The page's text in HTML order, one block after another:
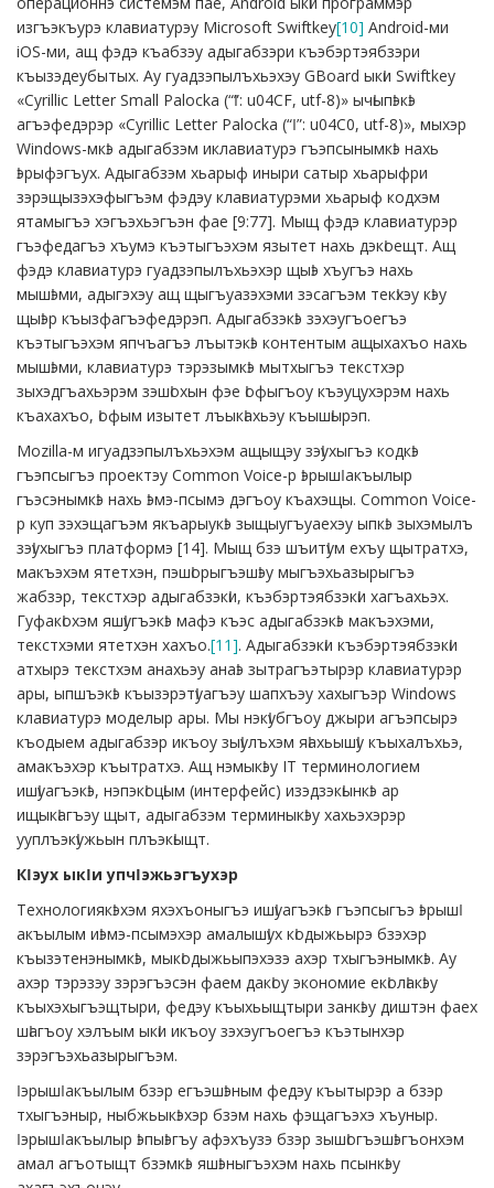
изгъэкъурэ клавиатурэу Microsoft Swiftkey[10] Android-ми
iOS-ми, ащ фэдэ къабзэу адыгабзэри къэбэртэябзэри
къызэдеубытых. Ау гуадзэпылъхьэхэу GBoard ыкӏи Swiftkey
«Cyrillic Letter Small Palocka (“ӏ”: u04CF, utf-8)» ычӏыпӏэкӏэ
агъэфедэрэр «Cyrillic Letter Palocka (“Ӏ”: u04C0, utf-8)», мыхэр
Windows-мкӏэ адыгабзэм иклавиатурэ гъэпсынымкӏэ нахь
ӏэрыфэгъух. Адыгабзэм хьарыф иныри сатыр хьарыфри
зэрэщызэхэфыгъэм фэдэу клавиатурэми хьарыф кодхэм
ятамыгъэ хэгъэхьэгъэн фае [9:77]. Мыщ фэдэ клавиатурэр
гъэфедагъэ хъумэ къэтыгъэхэм язытет нахь дэкӏоещт. Ащ
фэдэ клавиатурэ гуадзэпылъхьэхэр щыӏэ хъугъэ нахь
мышӏэми, адыгэхэу ащ щыгъуазэхэми зэсагъэм текӏхэу кӏэу
щыӏэр къызфагъэфедэрэп. Адыгабзэкӏэ зэхэугъоегъэ
къэтыгъэхэм япчъагъэ лъытэкӏэ контентым ащыхахъо нахь
мышӏэми, клавиатурэ тэрэзымкӏэ мытхыгъэ текстхэр
зыхэдгъахьэрэм зэшӏохын фэе ӏофыгъоу къэуцухэрэм нахь
къахахъо, ӏофым изытет лъыкӏахьэу къышӏырэп.
Mozilla-м игуадзэпылъхьэхэм ащыщэу зэӏухыгъэ кодкӏэ
гъэпсыгъэ проектэу Common Voice-р ӏэрышӏ акъылыр
гъэсэнымкӏэ нахь ӏэмэ-псымэ дэгъоу къахэщы. Common Voice-
р куп зэхэщагъэм якъарыукӏэ зыщыугъуаехэу ыпкӏэ зыхэмылъ
зэӏухыгъэ платформэ [14]. Мыщ бзэ шъитӏум ехъу щытратхэ,
макъэхэм ятетхэн, пэшӏорыгъэшӏэу мыгъэхьазырыгъэ
жабзэр, текстхэр адыгабзэкӏи, къэбэртэябзэкӏи хагъахьэх.
Гуфакӏохэм яшӏугъэкӏэ мафэ къэс адыгабзэкӏэ макъэхэми,
текстхэми ятетхэн хахъо.[11]. Адыгабзэкӏи къэбэртэябзэкӏи
атхырэ текстхэм анахьэу анаӏэ зытрагъэтырэр клавиатурэр
ары, ыпшъэкӏэ къызэрэтӏуагъэу шапхъэу хахыгъэр Windows
клавиатурэ моделыр ары. Мы нэкӏубгъоу джыри агъэпсырэ
къодыем адыгабзэр икъоу зыӏулъхэм яӏахьышӏу къыхалъхьэ,
амакъэхэр къытратхэ. Ащ нэмыкӏэу IT терминологием
ишӏуагъэкӏэ, нэпэкӏоцӏым (интерфейс) изэдзэкӏынкӏэ ар
ищыкӏагъэу щыт, адыгабзэм терминыкӏэу хахьэхэрэр
ууплъэкӏужьын плъэкӏыщт.
Кӏэух ыкӏи упчӏэжьэгъухэр
Технологиякӏэхэм яхэхъоныгъэ ишӏуагъэкӏэ гъэпсыгъэ ӏэрышӏ
акъылым иӏэмэ-псымэхэр амалышӏух кӏодыжьырэ бзэхэр
къызэтенэнымкӏэ, мыкӏодыжьыпэхэзэ ахэр тхыгъэнымкӏэ. Ау
ахэр тэрэзэу зэрэгъэсэн фаем дакӏоу экономие екӏолӏакӏэу
къыхэхыгъэщтыри, федэу къыхьыщтыри занкӏэу диштэн фаех
шӏагъоу хэлъым ыкӏи икъоу зэхэугъоегъэ къэтынхэр
зэрэгъэхьазырыгъэм.
Ӏэрышӏ акъылым бзэр егъэшӏэным федэу къытырэр а бзэр
тхыгъэныр, ныбжьыкӏэхэр бзэм нахь фэщагъэхэ хъуныр.
Ӏэрышӏ акъылыр ӏэпыӏэгъу афэхъузэ бзэр зышӏогъэшӏэгъонхэм
амал агъотыщт бзэмкӏэ яшӏэныгъэхэм нахь псынкӏэу